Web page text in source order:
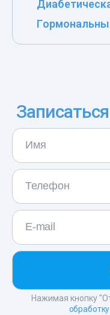
Нажимая кнопку